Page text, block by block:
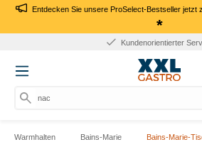
Entdecken Sie unsere ProSelect-Bestseller jetzt
*
Kundenorientierter
nach P
Warmhalten Bains-Marie Bains-Marie-